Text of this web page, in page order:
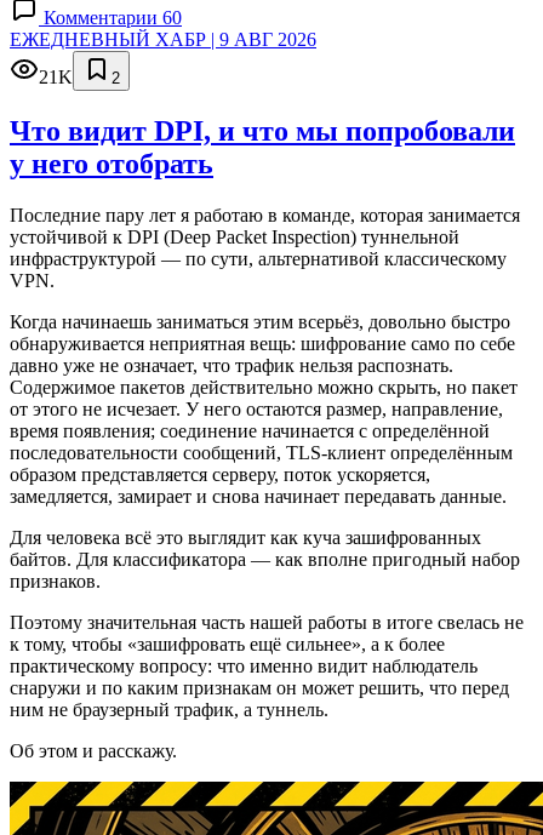
Комментарии 60
ЕЖЕДНЕВНЫЙ ХАБР | 9 АВГ 2026
21K
2
Что видит DPI, и что мы попробовали
у него отобрать
Последние пару лет я работаю в команде, которая занимается
устойчивой к DPI (Deep Packet Inspection) туннельной
инфраструктурой — по сути, альтернативой классическому
VPN.
Когда начинаешь заниматься этим всерьёз, довольно быстро
обнаруживается неприятная вещь: шифрование само по себе
давно уже не означает, что трафик нельзя распознать.
Содержимое пакетов действительно можно скрыть, но пакет
от этого не исчезает. У него остаются размер, направление,
время появления; соединение начинается с определённой
последовательности сообщений, TLS-клиент определённым
образом представляется серверу, поток ускоряется,
замедляется, замирает и снова начинает передавать данные.
Для человека всё это выглядит как куча зашифрованных
байтов. Для классификатора — как вполне пригодный набор
признаков.
Поэтому значительная часть нашей работы в итоге свелась не
к тому, чтобы «зашифровать ещё сильнее», а к более
практическому вопросу: что именно видит наблюдатель
снаружи и по каким признакам он может решить, что перед
ним не браузерный трафик, а туннель.
Об этом и расскажу.